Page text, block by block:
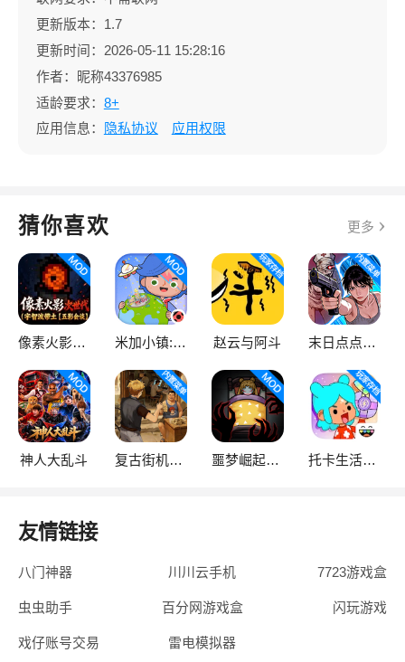
更新版本：1.7
更新时间：2026-05-11 15:28:16
作者：昵称43376985
适龄要求： 8+
应用信息：
隐私协议 应用权限
猜你喜欢 更多
像素火影次世代 米加小镇:世界 赵云与阿斗 末日点点（辅助菜单）
神人大乱斗 复古街机大亨 噩梦崛起：生存 托卡生活：世界
友情链接
八门神器 川川云手机 7723游戏盒
虫虫助手 百分网游戏盒 闪玩游戏
戏仔账号交易 雷电模拟器